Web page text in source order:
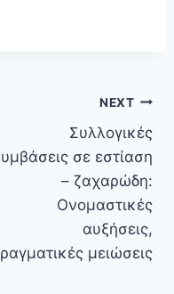
NEXT
Συλλογικές
σε εστίαση
– ζαχαρώδη:
Ονομαστικές
αυξήσεις,
μειώσεις